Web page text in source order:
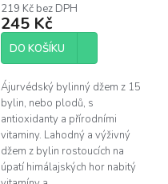
219 Kč bez DPH
245 Kč
DO KOŠÍKU
Ájurvédský bylinný džem z 15
bylin, nebo plodů, s
antioxidanty a přírodními
vitaminy. Lahodný a výživný
džem z bylin rostoucích na
úpatí himálajských hor nabitý